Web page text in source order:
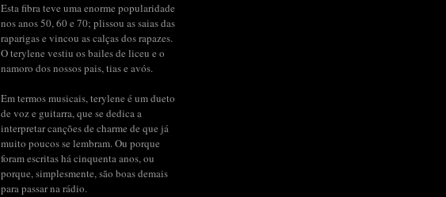
Esta fibra teve uma enorme popularidade
nos anos 50, 60 e 70; plissou as saias das
raparigas e vincou as calças dos rapazes.
O terylene vestiu os bailes de liceu e o
namoro dos nossos pais, tias e avós.
Em termos musicais, terylene é um dueto
de voz e guitarra, que se dedica a
interpretar canções de charme de que já
muito poucos se lembram. Ou porque
foram escritas há cinquenta anos, ou
porque, simplesmente, são boas demais
para passar na rádio.